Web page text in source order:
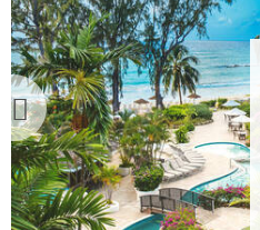
Previous